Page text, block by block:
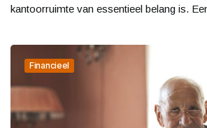
kantoorruimte van essentieel belang is.
Financieel